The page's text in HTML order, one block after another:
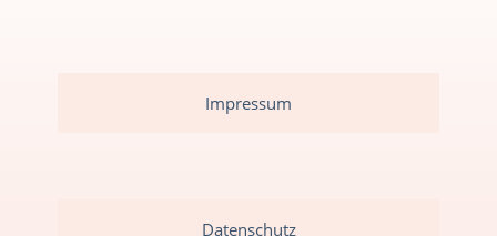
Impressum
Datenschutz